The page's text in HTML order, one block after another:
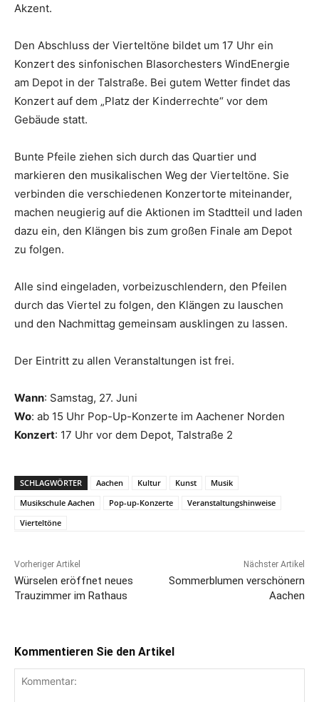
Akzent.
Den Abschluss der Vierteltöne bildet um 17 Uhr ein
Konzert des sinfonischen Blasorchesters WindEnergie
am Depot in der Talstraße. Bei gutem Wetter findet das
Konzert auf dem „Platz der Kinderrechte“ vor dem
Gebäude statt.
Bunte Pfeile ziehen sich durch das Quartier und
markieren den musikalischen Weg der Vierteltöne. Sie
verbinden die verschiedenen Konzertorte miteinander,
machen neugierig auf die Aktionen im Stadtteil und laden
dazu ein, den Klängen bis zum großen Finale am Depot
zu folgen.
Alle sind eingeladen, vorbeizuschlendern, den Pfeilen
durch das Viertel zu folgen, den Klängen zu lauschen
und den Nachmittag gemeinsam ausklingen zu lassen.
Der Eintritt zu allen Veranstaltungen ist frei.
Wann: Samstag, 27. Juni
Wo: ab 15 Uhr Pop-Up-Konzerte im Aachener Norden
Konzert: 17 Uhr vor dem Depot, Talstraße 2
SCHLAGWÖRTER Aachen Kultur Kunst
Musik
Musikschule Aachen
Pop-up-Konzerte
Veranstaltungshinweise
Vierteltöne
Vorheriger Artikel
Würselen eröffnet neues
Trauzimmer im Rathaus
Nächster Artikel
Sommerblumen verschönern
Aachen
Kommentieren Sie den Artikel